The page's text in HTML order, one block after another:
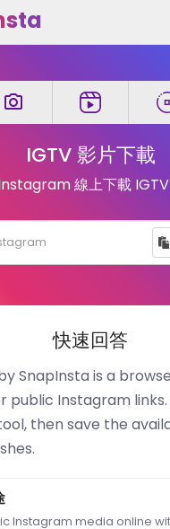
IGTV 影片下載
線上下載
快速回答
by SnapInsta is a
public Instagram links.
then save the
Instagram media online